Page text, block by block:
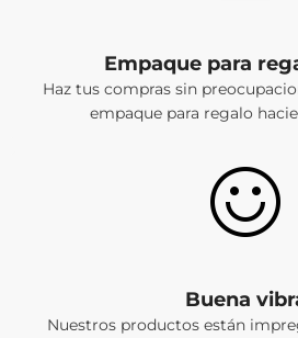
Empaque para
Haz tus compras sin
empaque para regalo
Buena
Nuestros productos están